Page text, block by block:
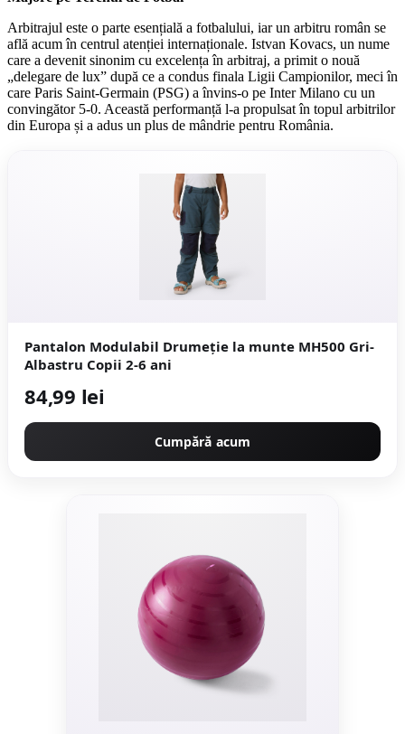
Arbitrajul este o parte esențială a fotbalului, iar un arbitru român se
află acum în centrul atenției internaționale. Istvan Kovacs, un nume
care a devenit sinonim cu excelența în arbitraj, a primit o nouă
„delegare de lux” după ce a condus finala Ligii Campionilor, meci în
care Paris Saint-Germain (PSG) a învins-o pe Inter Milano cu un
convingător 5-0. Această performanță l-a propulsat în topul arbitrilor
din Europa și a adus un plus de mândrie pentru România.
Pantalon Modulabil Drumeție la munte MH500 Gri-
Albastru Copii 2-6 ani
84,99 lei
Cumpără acum